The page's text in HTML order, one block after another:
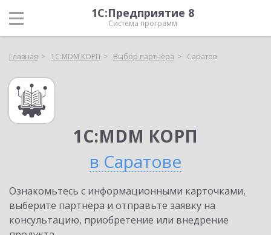
1С:Предприятие 8
Система программ
Главная 1С:MDM КОРП Выбор партнёра Саратов
1С:MDM КОРП
в Саратове
Ознакомьтесь с информационными карточками,
выберите партнёра и отправьте заявку на
консультацию, приобретение или внедрение